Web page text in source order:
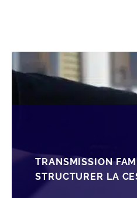
TRANSMISSION
STRUCTURER LA
SRL